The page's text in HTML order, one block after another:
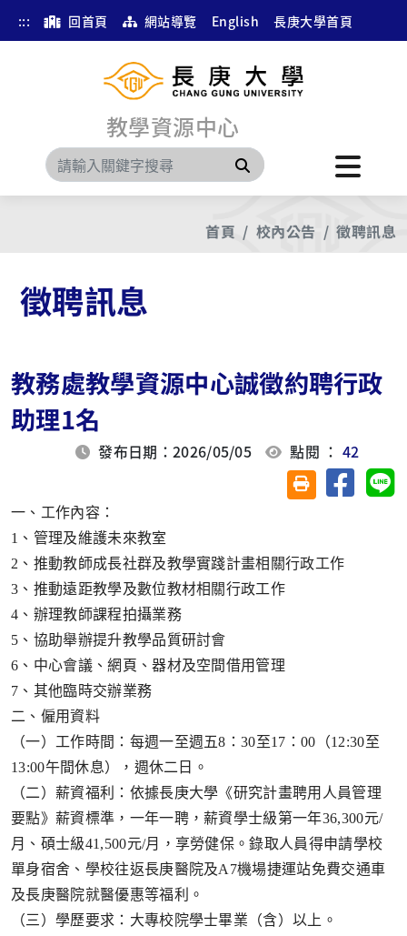
::: 回首頁 網站導覽 English 長庚大學首頁
教學資源中心
搜尋
首頁 校內公告 徵聘訊息
徵聘訊息
教務處教學資源中心誠徵約聘行政
助理1名
發布日期：2026/05/05 點閱 ：42
友善列印(另開視
分享至
一、工作內容：
1 、管理及維護未來教室
2 、推動教師成長社群及教學實踐計畫相關行政工作
3 、推動遠距教學及數位教材相關行政工作
4 、辦理教師課程拍攝業務
5 、協助舉辦提升教學品質研討會
6 、中心會議、網頁、器材及空間借用管理
7 、其他臨時交辦業務
二、僱用資料
（一）工作時間：每週一至週五8 ：30至17 ：00 （12:30至
13:00午間休息），週休二日。
（二）薪資福利：依據長庚大學《研究計畫聘用人員管理
要點》薪資標準，一年一聘，薪資學士級第一年36,300元/
月、碩士級41,500元/月，享勞健保。錄取人員得申請學校
單身宿舍、學校往返長庚醫院及A7機場捷運站免費交通車
及長庚醫院就醫優惠等福利。
（三）學歷要求：大專校院學士畢業（含）以上。